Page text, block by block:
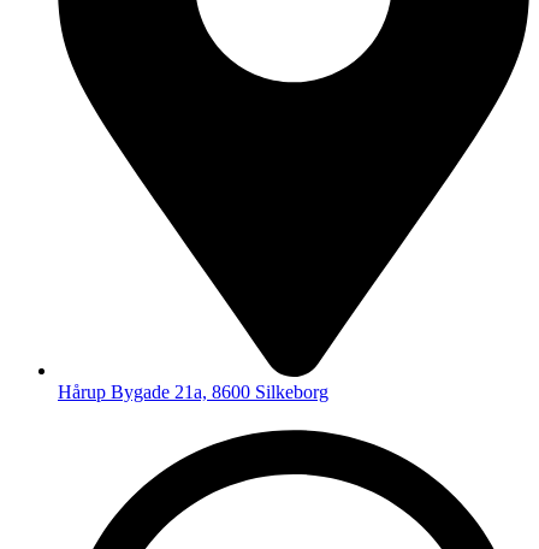
Hårup Bygade 21a, 8600 Silkeborg